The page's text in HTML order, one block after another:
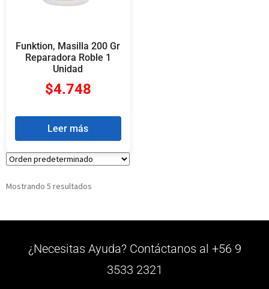
Funktion, Masilla 200 Gr
Reparadora Roble 1
Unidad
$4.748
Leer más
Mostrando 5 resultados
¿Necesitas Ayuda? Contáctanos al +56 9
3533 2321